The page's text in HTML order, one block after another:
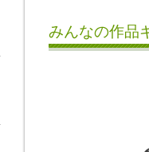
みんなの作品